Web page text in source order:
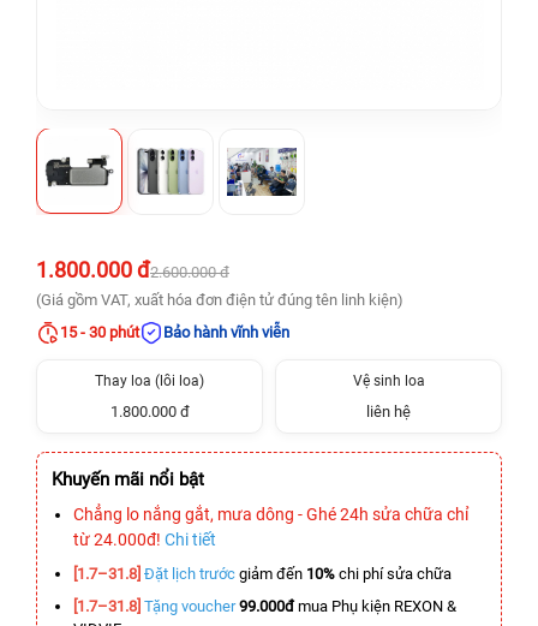
1.800.000 đ2.600.000 đ
(Giá gồm VAT, xuất hóa đơn điện tử đúng tên linh kiện)
15 - 30 phút
Bảo hành vĩnh viễn
Thay loa (lỗi loa)
1.800.000 đ
Vệ sinh loa
liên hệ
Khuyến mãi nổi bật
Chẳng lo nắng gắt, mưa dông - Ghé 24h sửa chữa chỉ
từ 24.000đ! Chi tiết
[1.7–31.8] Đặt lịch trước giảm đến 10% chi phí sửa chữa
[1.7–31.8] Tặng voucher 99.000đmua Phụ kiện REXON &